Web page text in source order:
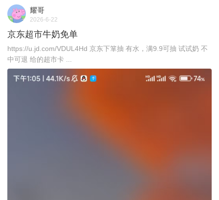
耀哥
2026-6-22
京东超市牛奶免单
https://u.jd.com/VDUL4Hd 京东下箪抽 有水，满9.9可抽 试试奶 不
中可退 给的超市卡 ...